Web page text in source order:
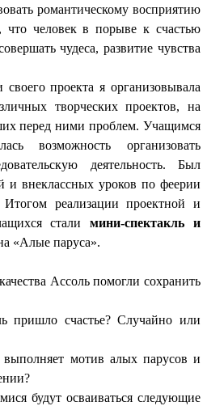
романтическому восприятию
человек в порыве к счастью
чудеса, развитие чувства
проекта я организовывала
творческих проектов, на
перед ними проблем. Учащимся
возможность организовать
деятельность. Был
и внеклассных уроков по феерии
реализации проектной и
сталимини-спектакль и
«Алые паруса».
Ассоль помогли сохранить
пришло счастье? Случайно или
мотив алых парусов и
будут осваиваться следующие